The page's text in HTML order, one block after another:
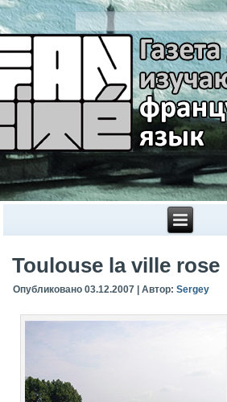
Toulouse la ville rose
Опубликовано 03.12.2007 |Автор: Sergey